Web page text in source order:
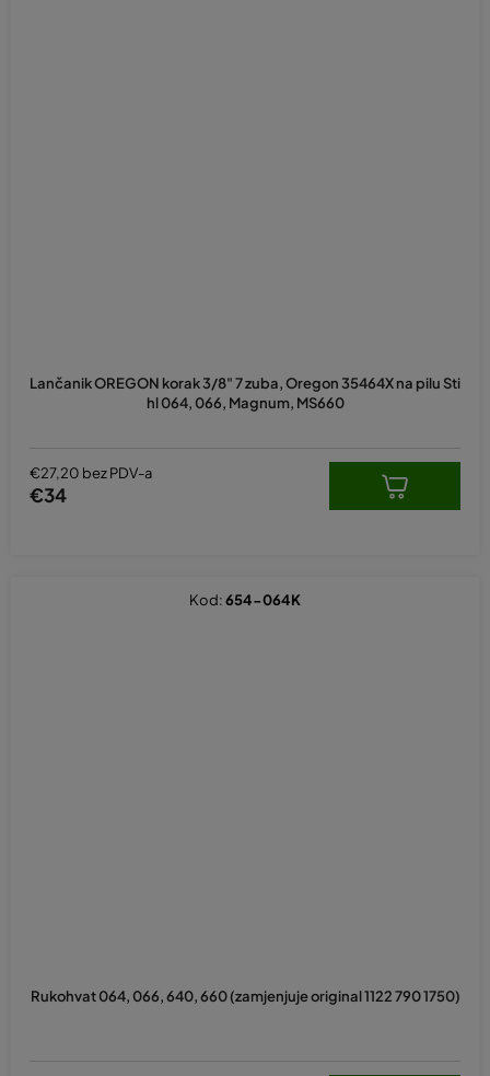
Lančanik OREGON korak 3/8" 7 zuba, Oregon 35464X na pilu Sti
hl 064, 066, Magnum, MS660
€27,20 bez PDV-a
€34
Rukohvat 064, 066, 640, 660 (zamjenjuje original 1122 790 1750)
Kod:654-064K